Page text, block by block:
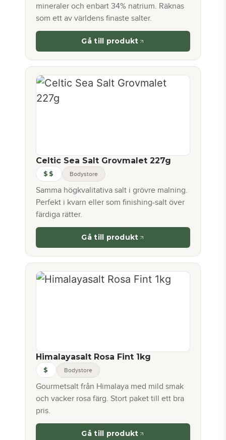
mineraler och enbart 34% natrium. Räknas
som ett av världens finaste salter.
Gå till produkt
Celtic Sea Salt Grovmalet 227g
$$ Bodystore
Samma högkvalitativa salt i grövre malning.
Perfekt i kvarn eller som finishing-salt över
färdiga rätter.
Gå till produkt
Himalayasalt Rosa Fint 1kg
$ Bodystore
Gourmetsalt från Himalaya med mild smak
och vacker rosa färg. Stort paket till ett bra
pris.
Gå till produkt